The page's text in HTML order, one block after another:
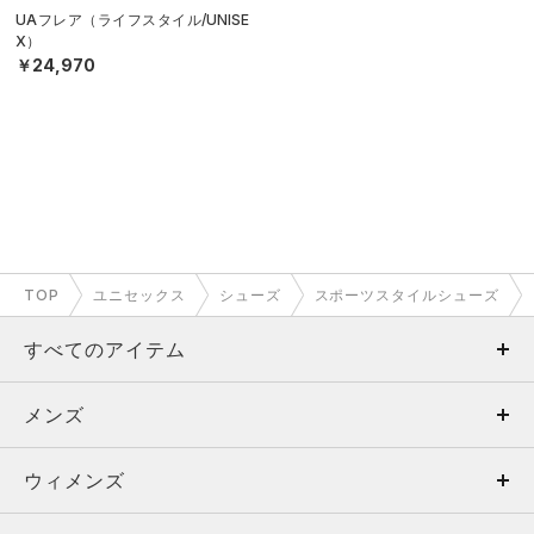
UAフレア（ライフスタイル/UNISE
X）
￥24,970
TOP ユニセックス シューズ スポーツスタイルシューズ
すべてのアイテム
メンズ
ウィメンズ
メンズ
トップス
ウィメンズ